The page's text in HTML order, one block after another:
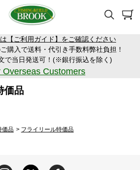
【ご利用ガイド】をご確認ください
購入で送料・代引き手数料弊社負担！
で当日発送可！(※銀行振込を除く)
Customers
価品
価品 > フライリール特価品